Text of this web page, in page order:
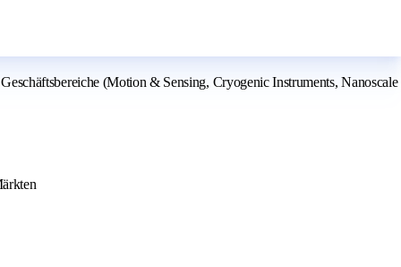
(Motion & Sensing, Cryogenic Instruments, Nanoscale